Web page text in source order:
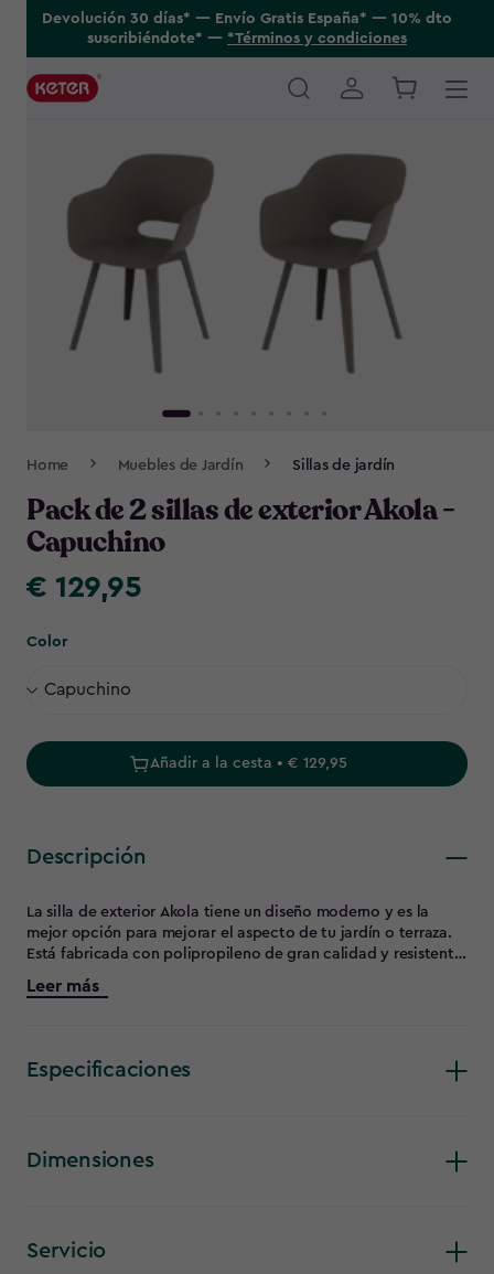
Devolución 30 días* ---- Envío Gratis España* ---- 10% dto
suscribiéndote* ---- *Términos y condiciones
Main
Home Muebles de Jardín Sillas de jardín
Pack de 2 sillas de exterior Akola -
Capuchino
€
€ 129,95
Color
Añadir a la cesta • € 129,95
Descripción
La silla de exterior Akola tiene un diseño moderno y es la
mejor opción para mejorar el aspecto de tu jardín o terraza.
Está fabricada con polipropileno de gran calidad y resistente
a cualquier climatología. Tiene un diseño ergonómico para
mayor comodidad, junto con bordes curvados en el asiento.
Leer más
Especificaciones
Dimensiones
Servicio